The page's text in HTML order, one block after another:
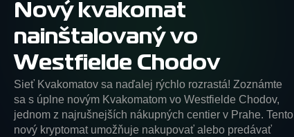
Nový kvakomat
nainštalovaný vo
Westfielde Chodov
Sieť Kvakomatov sa naďalej rýchlo rozrastá! Zoznámte
sa s úplne novým Kvakomatom vo Westfielde Chodov,
jednom z najrušnejších nákupných centier v Prahe. Tento
nový kryptomat umožňuje nakupovať alebo predávať